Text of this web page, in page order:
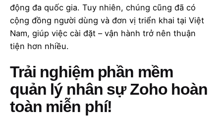
động đa quốc gia. Tuy nhiên, chúng cũng đã có
cộng đồng người dùng và đơn vị triển khai tại Việt
Nam, giúp việc cài đặt – vận hành trở nên thuận
tiện hơn nhiều.
Trải nghiệm phần mềm
quản lý nhân sự Zoho hoàn
toàn miễn phí!